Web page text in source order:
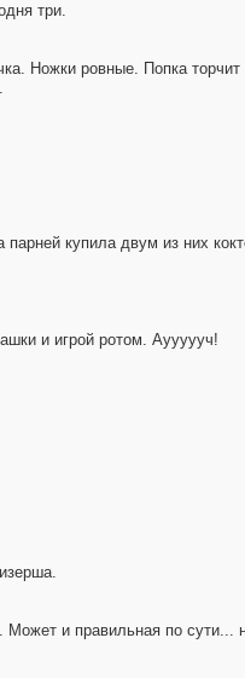
три.
Ножки ровные. Попка торчит
купила двум из них
и игрой ротом. Ауууууч!
Может и правильная по